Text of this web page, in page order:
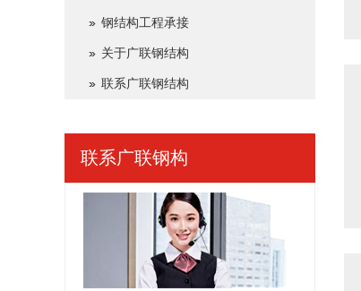
钢结构工程承接
关于广联钢结构
联系广联钢结构
联系广联钢构